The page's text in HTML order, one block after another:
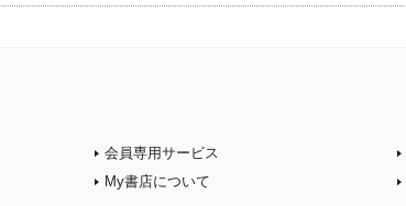
会員専用サービス
My書店について